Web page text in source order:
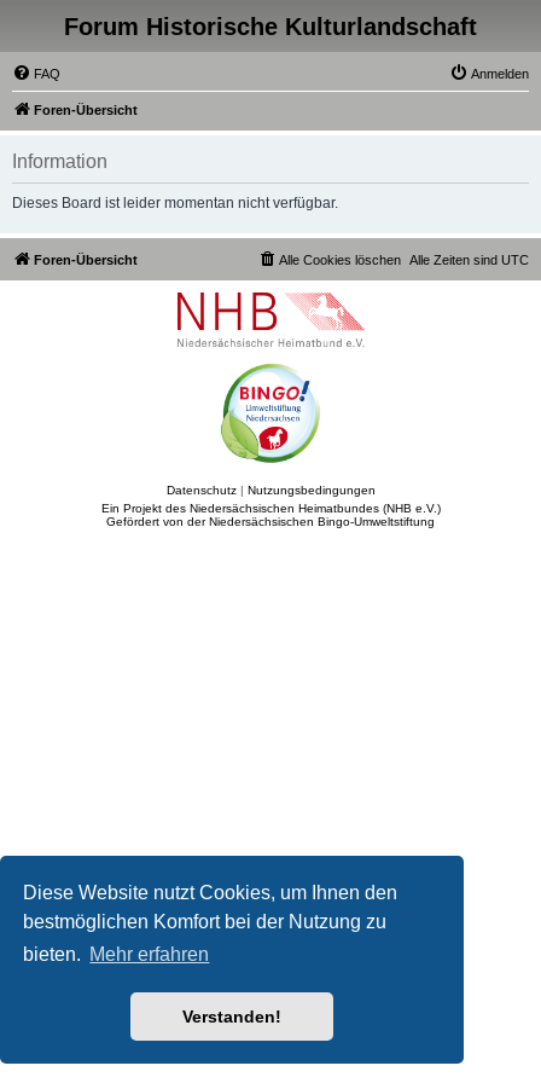
Diese Website nutzt Cookies, um Ihnen den
bestmöglichen Komfort bei der Nutzung zu
bieten. Mehr erfahren
Verstanden!
Forum Historische Kulturlandschaft
FAQ Anmelden
Foren-Übersicht
Information
Dieses Board ist leider momentan nicht verfügbar.
Foren-Übersicht Alle Zeiten sind UTC
Alle Cookies löschen
Datenschutz| Nutzungsbedingungen
Ein Projekt des Niedersächsischen Heimatbundes (NHB e.V.)
Gefördert von der Niedersächsischen Bingo-Umweltstiftung